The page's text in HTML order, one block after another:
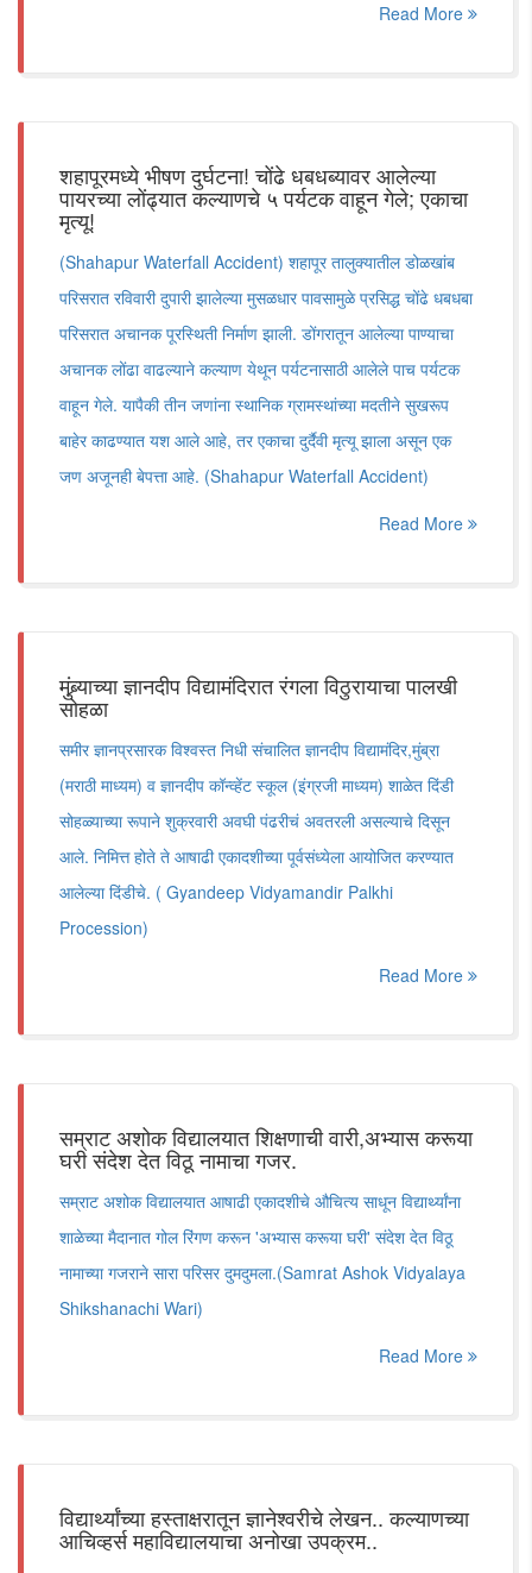
Read More
शहापूरमध्ये भीषण दुर्घटना! चोंढे धबधब्यावर आलेल्या
पायरच्या लोंढ्यात कल्याणचे ५ पर्यटक वाहून गेले; एकाचा
मृत्यू!
(Shahapur Waterfall Accident) शहापूर तालुक्यातील डोळखांब
परिसरात रविवारी दुपारी झालेल्या मुसळधार पावसामुळे प्रसिद्ध चोंढे धबधबा
परिसरात अचानक पूरस्थिती निर्माण झाली. डोंगरातून आलेल्या पाण्याचा
अचानक लोंढा वाढल्याने कल्याण येथून पर्यटनासाठी आलेले पाच पर्यटक
वाहून गेले. यापैकी तीन जणांना स्थानिक ग्रामस्थांच्या मदतीने सुखरूप
बाहेर काढण्यात यश आले आहे, तर एकाचा दुर्दैवी मृत्यू झाला असून एक
जण अजूनही बेपत्ता आहे. (Shahapur Waterfall Accident)
Read More
मुंब्र्याच्या ज्ञानदीप विद्यामंदिरात रंगला विठुरायाचा पालखी
सोहळा
समीर ज्ञानप्रसारक विश्वस्त निधी संचालित ज्ञानदीप विद्यामंदिर,मुंब्रा
(मराठी माध्यम) व ज्ञानदीप कॉन्व्हेंट स्कूल (इंग्रजी माध्यम) शाळेत दिंडी
सोहळ्याच्या रूपाने शुक्रवारी अवघी पंढरीचं अवतरली असल्याचे दिसून
आले. निमित्त होते ते आषाढी एकादशीच्या पूर्वसंध्येला आयोजित करण्यात
आलेल्या दिंडीचे. ( Gyandeep Vidyamandir Palkhi
Procession)
Read More
सम्राट अशोक विद्यालयात शिक्षणाची वारी,अभ्यास करूया
घरी संदेश देत विठू नामाचा गजर.
सम्राट अशोक विद्यालयात आषाढी एकादशीचे औचित्य साधून विद्यार्थ्यांना
शाळेच्या मैदानात गोल रिंगण करून 'अभ्यास करूया घरी' संदेश देत विठू
नामाच्या गजराने सारा परिसर दुमदुमला.(Samrat Ashok Vidyalaya
Shikshanachi Wari)
Read More
विद्यार्थ्यांच्या हस्ताक्षरातून ज्ञानेश्वरीचे लेखन.. कल्याणच्या
आचिव्हर्स महाविद्यालयाचा अनोखा उपक्रम..